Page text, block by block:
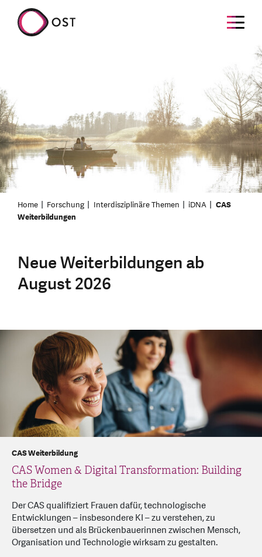
Home Forschung Interdisziplinäre Themen iDNA
CAS
Weiterbildungen
Neue Weiterbildungen ab
August 2026
CAS Women & Digital Transformation: Building
the Bridge
CAS Weiterbildung
Der CAS qualifiziert Frauen dafür, technologische
Entwicklungen – insbesondere KI – zu verstehen, zu
übersetzen und als Brückenbauerinnen zwischen Mensch,
Organisation und Technologie wirksam zu gestalten.